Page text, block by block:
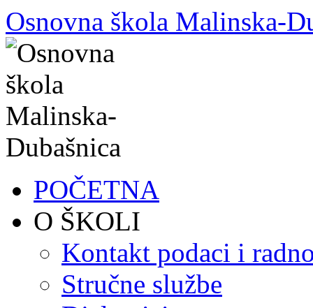
Skoči
do
sadržaja
Osnovna škola Malinska-
POČETNA
O ŠKOLI
Kontakt podaci i
Stručne službe